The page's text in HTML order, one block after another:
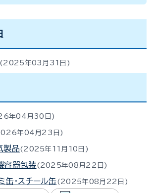
2025年03月31日
年04月30日
年04月23日
製品 2025年11月10日
容器包装 2025年08月22日
ミ缶・スチール缶 2025年08月22日